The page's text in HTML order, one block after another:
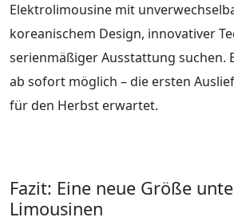
Elektrolimousine mit
koreanischem Design, innovativer
serienmäßiger Ausstattung suchen.
ab sofort möglich – die ersten
für den Herbst erwartet.
Fazit: Eine neue Größe
Limousinen